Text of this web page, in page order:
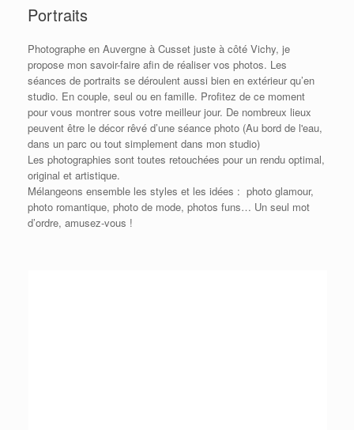
Portraits
Photographe en Auvergne à Cusset juste à côté Vichy, je
propose mon savoir-faire afin de réaliser vos photos. Les
séances de portraits se déroulent aussi bien en extérieur qu’en
studio. En couple, seul ou en famille. Profitez de ce moment
pour vous montrer sous votre meilleur jour. De nombreux lieux
peuvent être le décor rêvé d’une séance photo (Au bord de l'eau,
dans un parc ou tout simplement dans mon studio)
Les photographies sont toutes retouchées pour un rendu optimal,
original et artistique.
Mélangeons ensemble les styles et les idées : photo glamour,
photo romantique, photo de mode, photos funs… Un seul mot
d’ordre, amusez-vous !